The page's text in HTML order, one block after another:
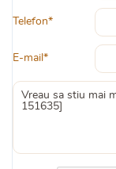
Telefon*
E-mail*